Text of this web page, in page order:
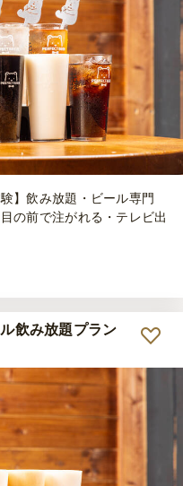
】飲み放題・ビール専門
の前で注がれる・テレビ出
飲み放題プラン